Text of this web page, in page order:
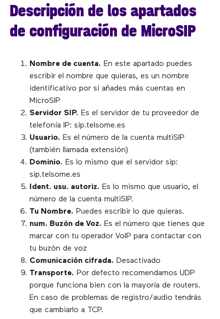
Descripción de los apartados
de configuración de MicroSIP
Nombre de cuenta. En este apartado puedes
escribir el nombre que quieras, es un nombre
identificativo por si añades más cuentas en
MicroSIP
Servidor SIP. Es el servidor de tu proveedor de
telefonía IP: sip.telsome.es
Usuario. Es el número de la cuenta multiSIP
(también llamada extensión)
Dominio. Es lo mismo que el servidor sip:
sip.telsome.es
Ident. usu. autoriz. Es lo mismo que usuario, el
número de la cuenta multiSIP.
Tu Nombre. Puedes escribir lo que quieras.
num. Buzón de Voz. Es el número que tienes que
marcar con tu operador VoIP para contactar con
tu buzón de voz
Comunicación cifrada. Desactivado
Transporte. Por defecto recomendamos UDP
porque funciona bien con la mayoría de routers.
En caso de problemas de registro/audio tendrás
que cambiarlo a TCP.